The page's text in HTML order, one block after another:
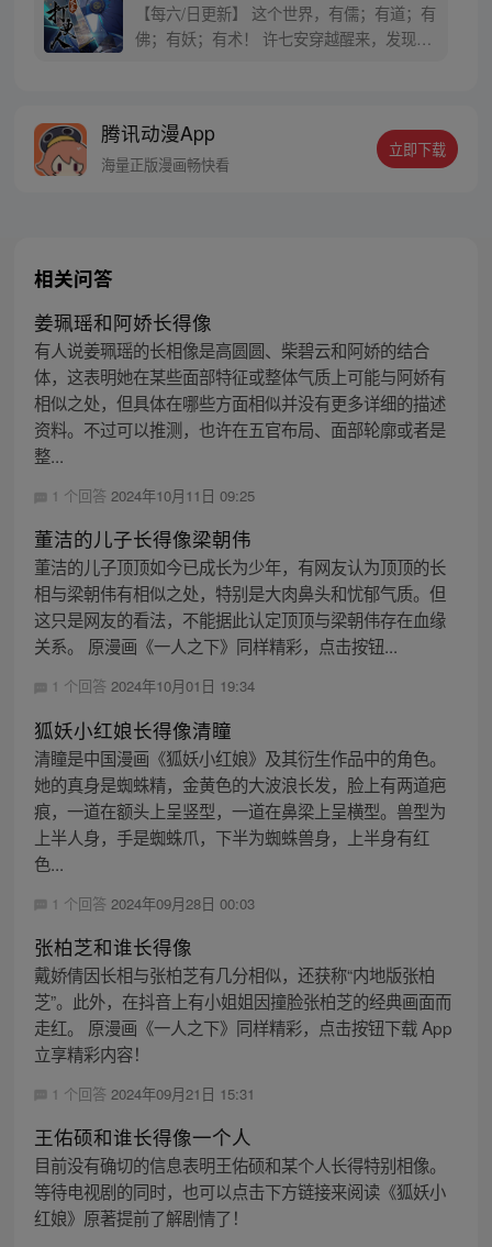
【每六/日更新】 这个世界，有儒；有道；有
佛；有妖；有术！ 许七安穿越醒来，发现自
者卖报小郎君同名小说 QQ群号：
799493374
腾讯动漫App
海量正版漫画畅快看
立即下载
相关问答
姜珮瑶和阿娇长得像
有人说姜珮瑶的长相像是高圆圆、柴碧云和阿娇的结合
体，这表明她在某些面部特征或整体气质上可能与阿娇有
相似之处，但具体在哪些方面相似并没有更多详细的描述
资料。不过可以推测，也许在五官布局、面部轮廓或者是
整...
1 个回答 2024年10月11日 09:25
董洁的儿子长得像梁朝伟
董洁的儿子顶顶如今已成长为少年，有网友认为顶顶的长
相与梁朝伟有相似之处，特别是大肉鼻头和忧郁气质。但
这只是网友的看法，不能据此认定顶顶与梁朝伟存在血缘
关系。 原漫画《一人之下》同样精彩，点击按钮...
1 个回答 2024年10月01日 19:34
狐妖小红娘长得像清瞳
清瞳是中国漫画《狐妖小红娘》及其衍生作品中的角色。
她的真身是蜘蛛精，金黄色的大波浪长发，脸上有两道疤
痕，一道在额头上呈竖型，一道在鼻梁上呈横型。兽型为
上半人身，手是蜘蛛爪，下半为蜘蛛兽身，上半身有红
色...
1 个回答 2024年09月28日 00:03
张柏芝和谁长得像
戴娇倩因长相与张柏芝有几分相似，还获称“内地版张柏
芝”。此外，在抖音上有小姐姐因撞脸张柏芝的经典画面而
走红。 原漫画《一人之下》同样精彩，点击按钮下载 App
立享精彩内容！
1 个回答 2024年09月21日 15:31
王佑硕和谁长得像一个人
目前没有确切的信息表明王佑硕和某个人长得特别相像。
等待电视剧的同时，也可以点击下方链接来阅读《狐妖小
红娘》原著提前了解剧情了！